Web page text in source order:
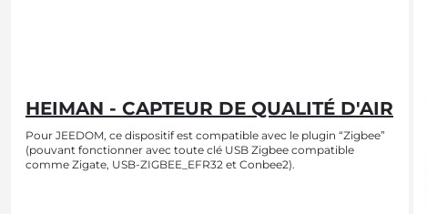
HEIMAN - CAPTEUR DE QUALITÉ D'AIR
Pour JEEDOM, ce dispositif est compatible avec le plugin “Zigbee”
(pouvant fonctionner avec toute clé USB Zigbee compatible
comme Zigate, USB-ZIGBEE_EFR32 et Conbee2).